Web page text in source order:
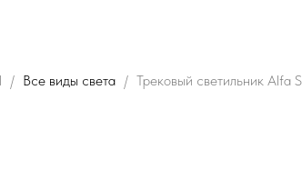
Все виды света Трековый светильник Alfa